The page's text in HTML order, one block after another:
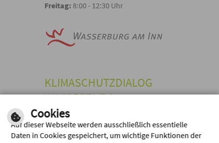
Freitag: 8:00 - 12:30 Uhr
KLIMASCHUTZDIALOG
WASSERBURG
Stadt Wasserburg a. Inn,
Marienplatz 2, 83512 Wasserburg a.
Inn
Cookies
Auf dieser Webseite werden ausschließlich essentielle
Daten in Cookies gespeichert, um wichtige Funktionen der